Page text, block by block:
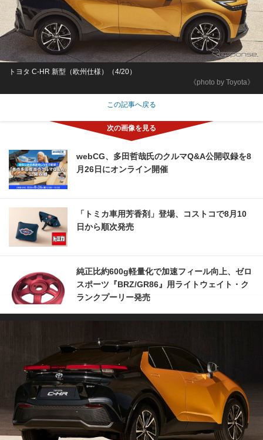
《photo by Toyota》
トヨタ C-HR 新型（欧州仕様）（4/20）
この記事へ戻る
webCG、多田哲哉氏のクルマQ&A公開収録を8
月26日にオンライン開催
「トミカ車用芳香剤」登場、コストコで8月10
日から順次発売
純正比約600g軽量化で加速フィール向上、ゼロ
スポーツ『BRZ/GR86』用ライトウェイト・ク
ランクプーリー発売